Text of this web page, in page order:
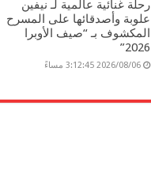
رحلة غنائية عالمية لـ نيفين
علوبة وأصدقائها على المسرح
المكشوف بـ “صيف الأوبرا
2026”
2026/08/06 3:12:45 مساءً